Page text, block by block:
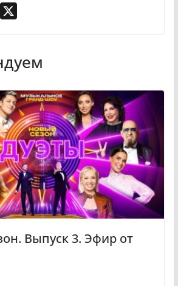
Выпуск 3. Эфир от